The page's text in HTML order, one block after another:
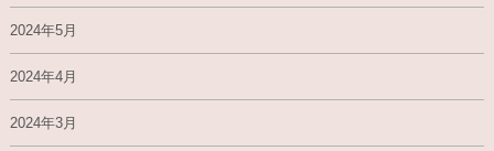
2024年5月
2024年4月
2024年3月